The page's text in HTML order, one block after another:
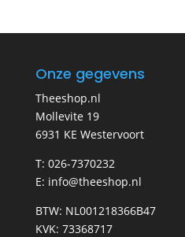
Onze gegevens
Theeshop.nl
Mollevite 19
6931 KE Westervoort
T: 026-7370232
E: info@theeshop.nl
BTW: NL001218366B47
KVK: 73368717